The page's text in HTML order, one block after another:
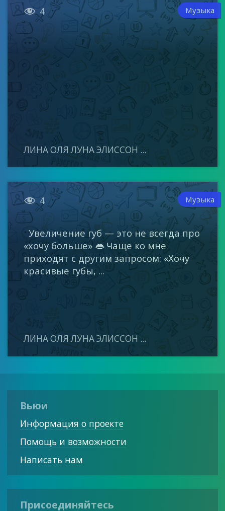
 4 Музыка
ЛИНА ОЛЯ ЛУНА ЭЛИССОН ...
 4 Музыка
Увеличение губ — это не всегда про
«хочу больше» 👄 Чаще ко мне
приходят с другим запросом: «Хочу
красивые губы, ...
ЛИНА ОЛЯ ЛУНА ЭЛИССОН ...
Вьюи
Информация о проекте
Помощь и возможности
Написать нам
Присоединяйтесь